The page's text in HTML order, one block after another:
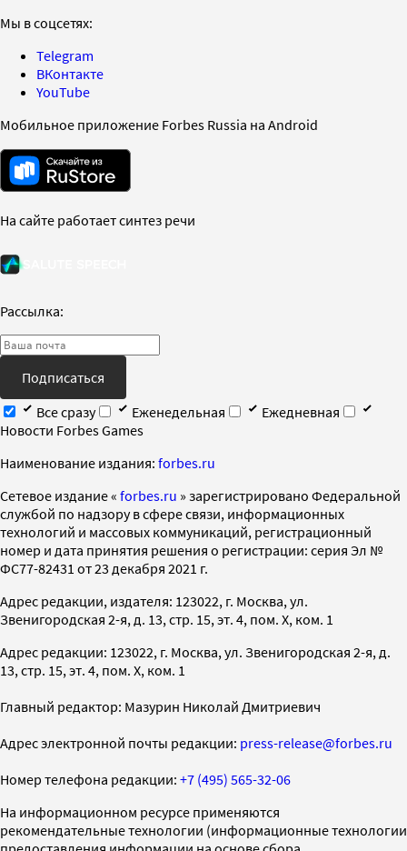
Мы в соцсетях:
Telegram
ВКонтакте
YouTube
Мобильное приложение Forbes Russia на Android
На сайте работает синтез речи
Рассылка:
Подписаться
Все сразу
Еженедельная
Ежедневная
Новости Forbes Games
Наименование издания: forbes.ru
Cетевое издание « forbes.ru » зарегистрировано Федеральной
службой по надзору в сфере связи, информационных
технологий и массовых коммуникаций, регистрационный
номер и дата принятия решения о регистрации: серия Эл №
ФС77-82431 от 23 декабря 2021 г.
Адрес редакции, издателя: 123022, г. Москва, ул.
Звенигородская 2-я, д. 13, стр. 15, эт. 4, пом. X, ком. 1
Адрес редакции: 123022, г. Москва, ул. Звенигородская 2-я, д.
13, стр. 15, эт. 4, пом. X, ком. 1
Главный редактор: Мазурин Николай Дмитриевич
Адрес электронной почты редакции: press-release@forbes.ru
Номер телефона редакции: +7 (495) 565-32-06
На информационном ресурсе применяются
рекомендательные технологии (информационные технологии